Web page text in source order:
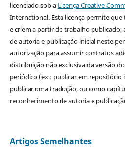
licenciado sob a Licença Creative
International. Esta licença permite que
e criem a partir do trabalho
de autoria e publicação inicial neste
autorização para assumir contratos
distribuição não exclusiva da versão
periódico (ex.: publicar em repositório
publicar uma tradução, ou como
reconhecimento de autoria e
Artigos Semelhantes